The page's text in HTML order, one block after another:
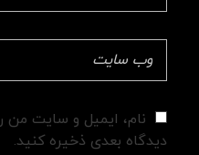
نام، ایمیل و سایت من
دیدگاه بعدی ذخیره کنید.